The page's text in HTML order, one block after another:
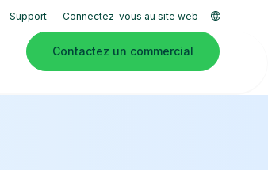
Support Connectez-vous au site web
Contactez un commercial